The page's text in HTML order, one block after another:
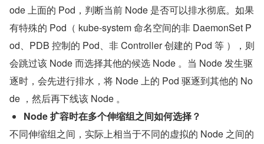
ode 上面的 Pod，判断当前 Node 是否可以排水彻底。如果
有特殊的 Pod（ kube-system 命名空间的非 DaemonSet P
od、PDB 控制的 Pod、非 Controller 创建的 Pod 等 ），则
会跳过该 Node 而选择其他的候选 Node 。当 Node 发生驱
逐时，会先进行排水，将 Node 上的 Pod 驱逐到其他的 No
de ，然后再下线该 Node 。
Node 扩容时在多个伸缩组之间如何选择？
不同伸缩组之间，实际上相当于不同的虚拟的 Node 之间的